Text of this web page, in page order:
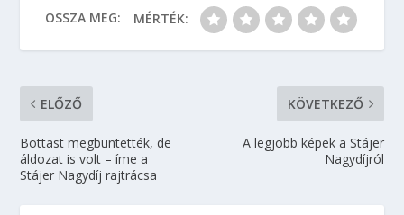
OSSZA MEG: MÉRTÉK:
ELŐZŐ
Bottast megbüntették, de
áldozat is volt – íme a
Stájer Nagydíj rajtrácsa
KÖVETKEZŐ
A legjobb képek a Stájer
Nagydíjról